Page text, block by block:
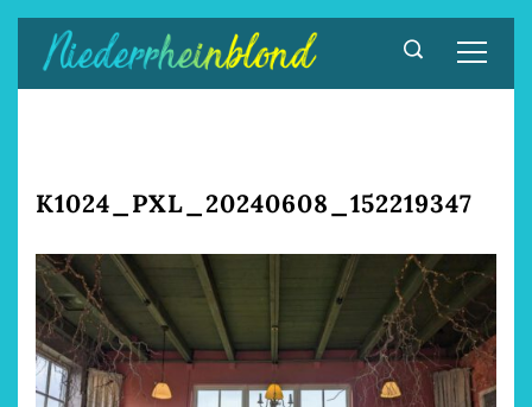
Zum
Inhalt
springen
K1024_PXL_20240608_152219347